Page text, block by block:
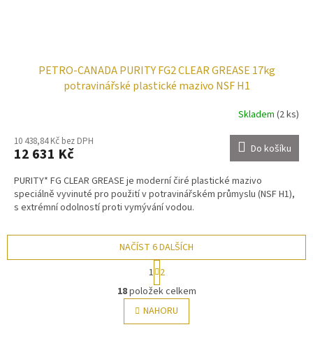
PETRO-CANADA PURITY FG2 CLEAR GREASE 17kg
potravinářské plastické mazivo NSF H1
Skladem (2 ks)
10 438,84 Kč bez DPH
12 631 Kč Do košíku
PURITY* FG CLEAR GREASE je moderní čiré plastické mazivo
speciálně vyvinuté pro použití v potravinářském průmyslu (NSF H1),
s extrémní odolností proti vymývání vodou.
O
v
l
á
NAČÍST 6 DALŠÍCH
S
t
r
á
n
k
1 2
18položek celkem
NAHORU